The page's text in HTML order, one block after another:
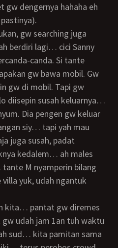
dengernya hahaha eh
berdiri lagi… cici Sanny
canda. Si tante
gw bawa mobil. Gw
gw di mobil. Tapi gw
diisepin susah keluarnya…
siy… tapi yah mau
juga susah, padat
kedalem… ah males
M nyamperin bilang
yuk, udah ngantuk
udah jam 1an tuh waktu
sud… kita pamitan sama